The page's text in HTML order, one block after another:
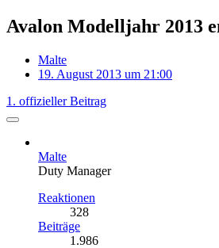
Avalon Modelljahr 2013
Malte
19. August 2013 um 21:00
1. offizieller Beitrag
Malte
Duty Manager
Reaktionen
328
Beiträge
1.986